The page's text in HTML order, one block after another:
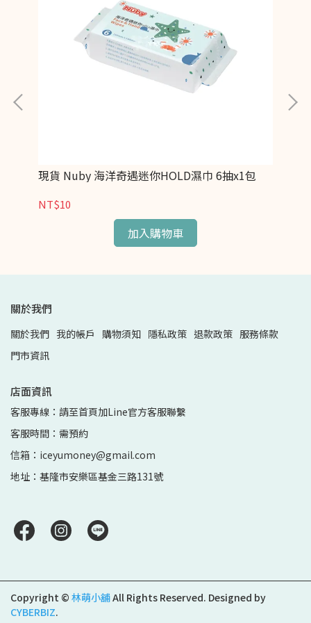
現貨 Nuby 海洋奇遇迷你HOLD濕巾 6抽x1包
NT$10
加入購物車
關於我們
關於我們 我的帳戶 購物須知 隱私政策 退款政策 服務條款
門市資訊
店面資訊
客服專線：請至首頁加Line官方客服聯繫
客服時間：需預約
信箱：iceyumoney@gmail.com
地址：基隆市安樂區基金三路131號
Copyright © 林萌小舖All Rights Reserved. Designed by
CYBERBIZ.